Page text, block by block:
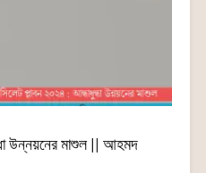
উন্নয়নের মাশুল || আহমদ